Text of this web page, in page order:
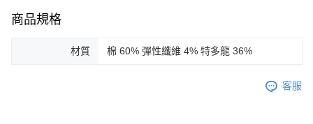
商品規格
材質 棉 60% 彈性纖維 4% 特多龍 36%
客服